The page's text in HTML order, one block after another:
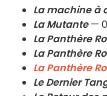
La machine à
La Mutante—
La Panthère
La Panthère
La Panthère
Le Dernier